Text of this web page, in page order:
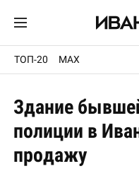
ТОП-20 MAX
Здание
полиции в
продажу